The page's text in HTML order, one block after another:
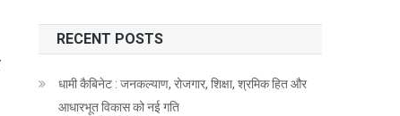
RECENT POSTS
धामी कैबिनेट : जनकल्याण, रोजगार, शिक्षा, श्रमिक हित और
आधारभूत विकास को नई गति